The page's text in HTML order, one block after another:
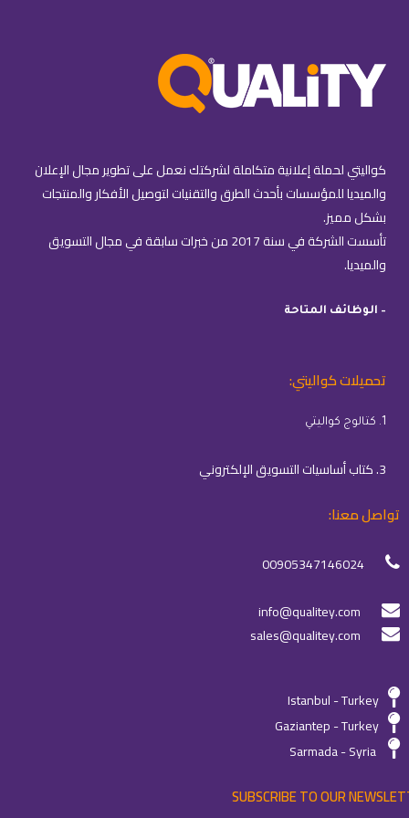
كواليتي لحملة إعلانية متكاملة لشركتك نعمل على تطوير مجال الإعلان
والميديا للمؤسسات بأحدث الطرق والتقنيات لتوصيل الأفكار والمنتجات
بشكل مميز.
تأسست الشركة في سنة 2017 من خبرات سابقة في مجال التسويق
والميديا.
– الوظائف المتاحة
تحميلات كواليتي:
1. كتالوج كواليتي
3. كتاب أساسيات التسويق الإلكتروني
تواصل معنا:
00905347146024
info@qualitey.com
sales@qualitey.com
Istanbul - Turkey
Gaziantep - Turkey
Sarmada - Syria
SUBSCRIBE TO OUR